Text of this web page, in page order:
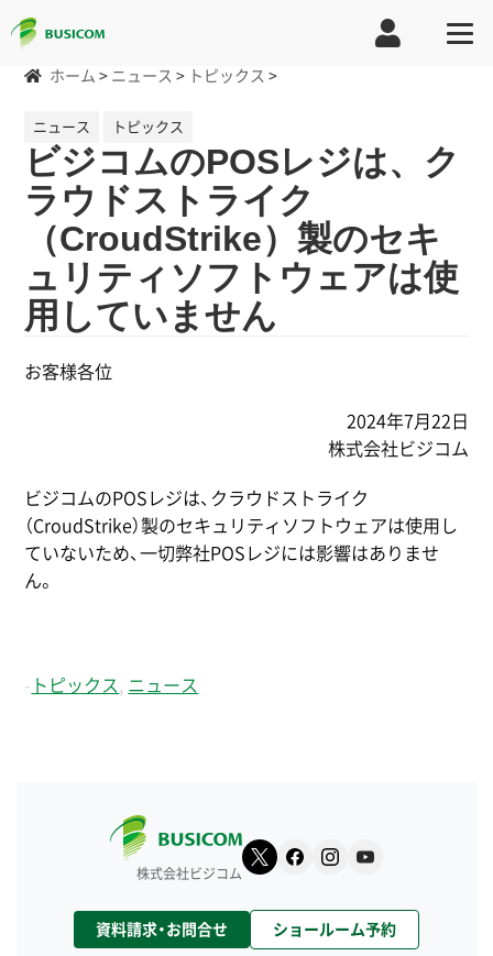
ホーム > ニュース > トピックス >
ニュース トピックス
ビジコムのPOSレジは、ク
ラウドストライク
（CroudStrike）製のセキ
ュリティソフトウェアは使
用していません
お客様各位
2024年7月22日
株式会社ビジコム
ビジコムのPOSレジは、クラウドストライク
（CroudStrike）製のセキュリティソフトウェアは使用し
ていないため、一切弊社POSレジには影響はありませ
ん。
- トピックス ニュース
株式会社ビジコム
資料請求・お問合せ ショールーム予約